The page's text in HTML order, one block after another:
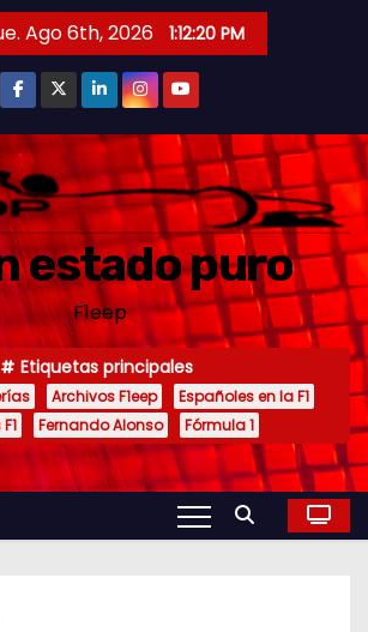
Ago 6th, 2026 1:12:21 PM
estado puro
F1eep
Etiquetas principales
Archivos F1eep
Españoles en la F1
Fernando Alonso Fórmula 1